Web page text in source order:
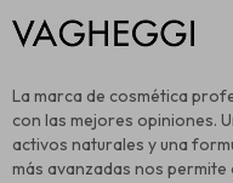
La marca de cosmética
con las mejores opiniones.
activos naturales y una
más avanzadas nos